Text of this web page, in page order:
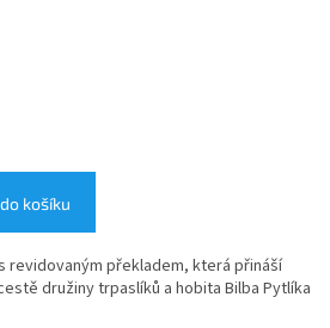
košíku
revidovaným překladem, která přináší
družiny trpaslíků a hobita Bilba Pytlíka